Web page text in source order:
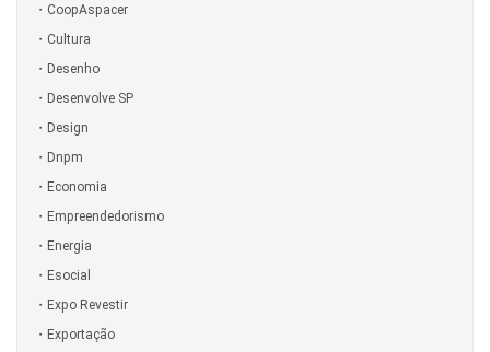
CoopAspacer
Cultura
Desenho
Desenvolve SP
Design
Dnpm
Economia
Empreendedorismo
Energia
Esocial
Expo Revestir
Exportação